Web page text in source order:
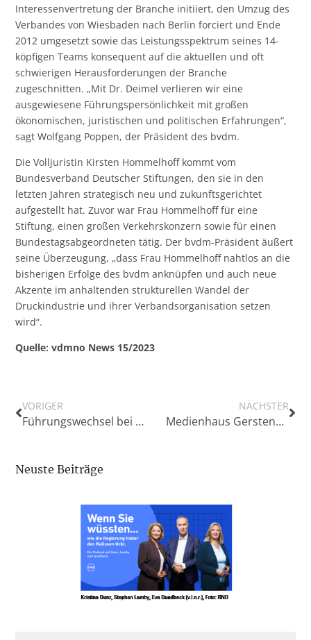
Interessenvertretung der Branche initiiert, den Umzug des
Verbandes von Wiesbaden nach Berlin forciert und Ende
2012 umgesetzt sowie das Leistungsspektrum seines 14-
köpfigen Teams konsequent auf die aktuellen und oft
schwierigen Herausforderungen der Branche
zugeschnitten. „Mit Dr. Deimel verlieren wir eine
ausgewiesene Führungspersönlichkeit mit großen
ökonomischen, juristischen und politischen Erfahrungen“,
sagt Wolfgang Poppen, der Präsident des bvdm.
Die Volljuristin Kirsten Hommelhoff kommt vom
Bundesverband Deutscher Stiftungen, den sie in den
letzten Jahren strategisch neu und zukunftsgerichtet
aufgestellt hat. Zuvor war Frau Hommelhoff für eine
Stiftung, einen großen Verkehrskonzern sowie für einen
Bundestagsabgeordneten tätig. Der bvdm-Präsident äußert
seine Überzeugung, „dass Frau Hommelhoff nahtlos an die
bisherigen Erfolge des bvdm anknüpfen und auch neue
Akzente im anhaltenden strukturellen Wandel der
Druckindustrie und ihrer Verbandsorganisation setzen
wird“.
Quelle: vdmno News 15/2023
VORIGER
Führungswechsel bei NOZ/mh:n MEDIEN
NÄCHSTER
Medienhaus Gerstenberg in Hildesheim beruft Max Hase zum weiteren Geschäftsführer
Neuste Beiträge